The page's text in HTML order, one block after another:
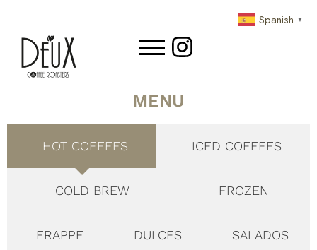
MENU
HOT COFFEES ICED COFFEES
COLD BREW FROZEN
FRAPPE DULCES SALADOS
Spanish ▼